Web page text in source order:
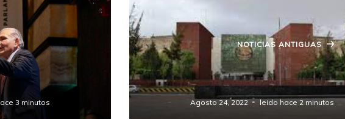
de Adán. Fábula
aplica para Puebla
3 minutos
NOTICIAS ANTIGUAS
Los Juegos Lágrimas desde San
Lázaro
Agosto 24, 2022 leido hace 2 minutos